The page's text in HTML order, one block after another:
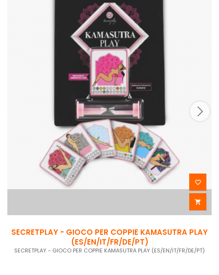


SECRETPLAY - GIOCO PER COPPIE KAMASUTRA PLAY
(ES/EN/IT/FR/DE/PT)
SECRETPLAY - GIOCO PER COPPIE KAMASUTRA PLAY (ES/EN/IT/FR/DE/PT)